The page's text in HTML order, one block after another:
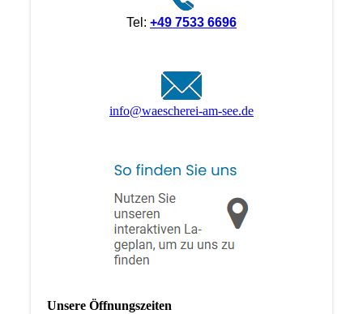
Tel: +49 7533 6696
info@waescherei-am-see.de
Unsere Öffnungszeiten